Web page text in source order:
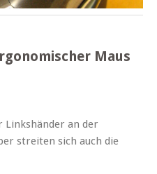
Maus
Linkshänder an der
streiten sich auch die